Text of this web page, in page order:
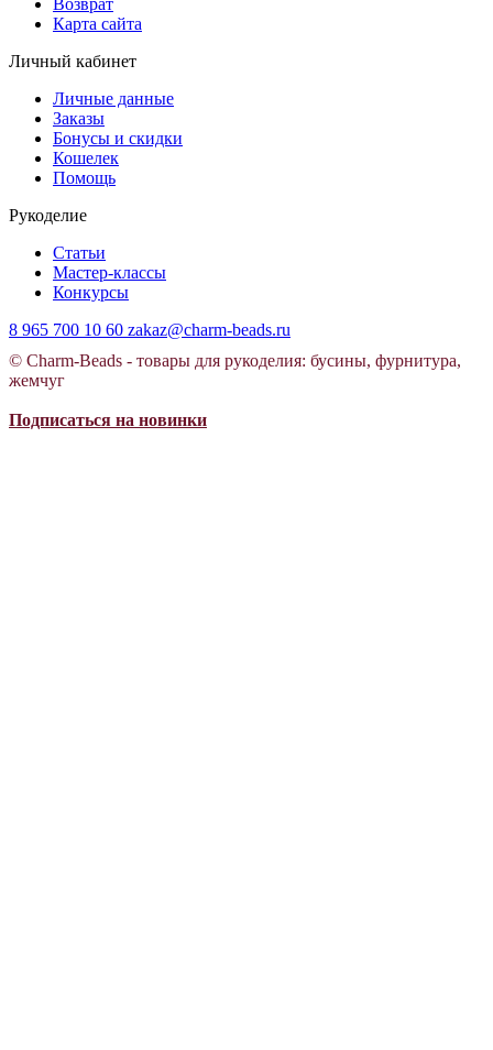
Возврат
Карта сайта
Личный кабинет
Личные данные
Заказы
Бонусы и скидки
Кошелек
Помощь
Рукоделие
Статьи
Мастер-классы
Конкурсы
8 965 700 10 60 zakaz@charm-beads.ru
© Charm-Beads - товары для рукоделия: бусины, фурнитура,
жемчуг
Подписаться на новинки